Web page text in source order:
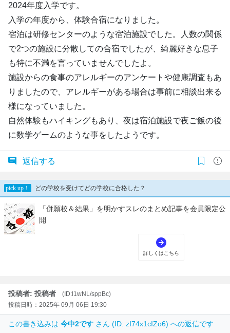
2024年度入学です。
入学の年度から、体験合宿になりました。
宿泊は研修センターのような宿泊施設でした。人数の関係
で2つの施設に分散しての合宿でしたが、綺麗好きな息子
も特に不満を言っていませんでしたよ。
施設からの食事のアレルギーのアンケートや健康調査もあ
りましたので、アレルギーがある場合は事前に相談出来る
様になっていました。
自然体験もハイキングもあり、夜は宿泊施設で夜ご飯の後
に数学ゲームのような事をしたようです。
返信する
投稿者: 投稿者
(ID:l1wNL/sppBc)
投稿日時：2025年 09月 06日 19:30
この書き込みは 今中2です さん (ID: zI74x1cIZo6) への返信です